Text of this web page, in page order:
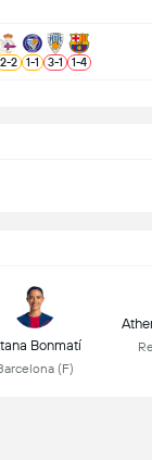
2-2 1-1 3-1 1-4
Bonmatí
(F)